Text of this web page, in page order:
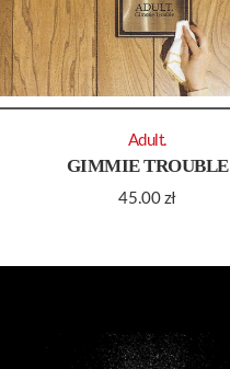
GIMMIE TROUBLE
45.00 zł
Adult.